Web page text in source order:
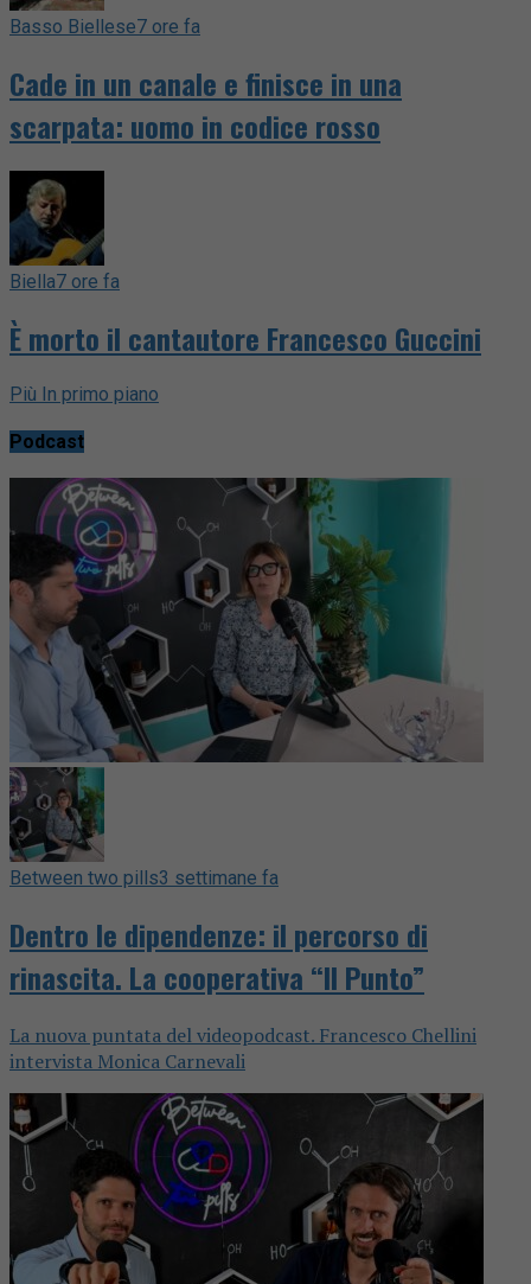
Basso Biellese7 ore fa
Cade in un canale e finisce in una
scarpata: uomo in codice rosso
Biella7 ore fa
È morto il cantautore Francesco Guccini
Più In primo piano
Podcast
Between two pills3 settimane fa
Dentro le dipendenze: il percorso di
rinascita. La cooperativa “Il Punto”
La nuova puntata del videopodcast. Francesco Chellini
intervista Monica Carnevali